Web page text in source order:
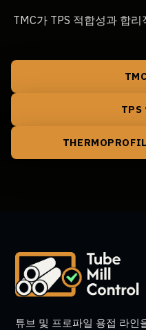
TMC가 TPS 적합성과 합
TPS
튜브 및 프로파일 용접 라인